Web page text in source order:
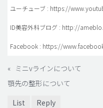
ユーチューブ : https://
ID美容外科ブログ : http://
Facebook : https://
« ミニvラインについて
顎先の整形について
List
Reply